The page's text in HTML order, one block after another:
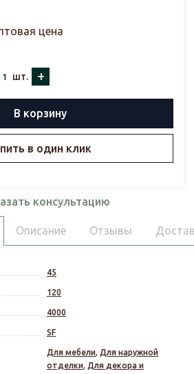
цена
шт. +
В корзину
в один клик
консультацию
Описание Отзывы
45
120
4000
SF
Для мебели, Для наружной
отделки, Для декора и